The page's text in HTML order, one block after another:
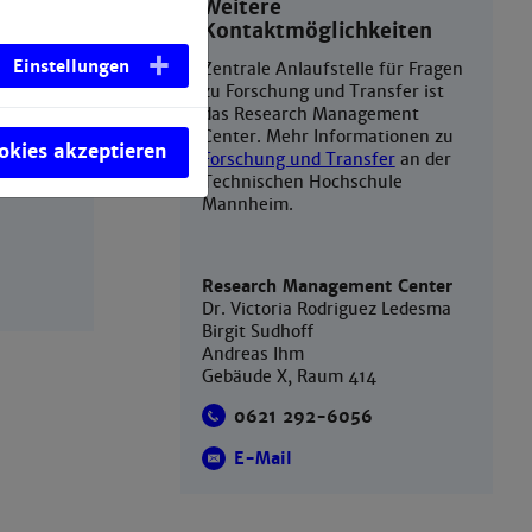
Weitere
Kontaktmöglichkeiten
Zentrale Anlaufstelle für Fragen
zu Forschung und Transfer ist
das Research Management
Center. Mehr Informationen zu
Forschung und Transferan der
Technischen Hochschule
Mannheim.
Research Management Center
Dr. Victoria Rodriguez Ledesma
Birgit Sudhoff
Andreas Ihm
Gebäude X, Raum 414
0621 292-6056
E-Mail
Einstellungen
akzeptieren